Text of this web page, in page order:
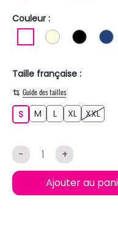
Couleur :
BLANCBLANC ECRU
NOIR
Taille française :
Guide des tailles
SS M L XL XXLXXL
- +
Ajouter au